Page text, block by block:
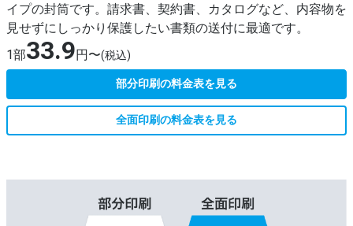
イプの封筒です。請求書、契約書、カタログなど、内容物を
見せずにしっかり保護したい書類の送付に最適です。
1部33.9円〜(税込)
部分印刷の料金表を見る
全面印刷の料金表を見る